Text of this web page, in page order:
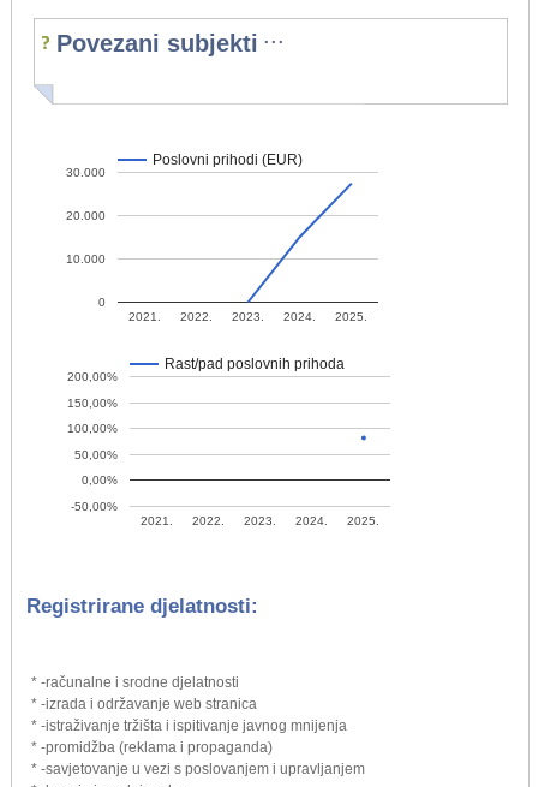
Povezani subjekti ...
Poslovni prihodi (EUR)
2021. 2022. 2023. 2024. 2025.
0
10.000
20.000
30.000
Rast/pad poslovnih prihoda
2021. 2022. 2023. 2024. 2025.
-50,00%
0,00%
50,00%
100,00%
150,00%
200,00%
Registrirane djelatnosti:
* -računalne i srodne djelatnosti
* -izrada i održavanje web stranica
* -istraživanje tržišta i ispitivanje javnog mnijenja
* -promidžba (reklama i propaganda)
* -savjetovanje u vezi s poslovanjem i upravljanjem